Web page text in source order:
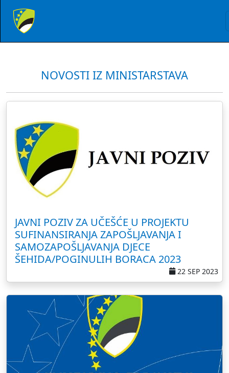
NOVOSTI IZ MINISTARSTAVA
JAVNI POZIV ZA UČEŠĆE U PROJEKTU
SUFINANSIRANJA ZAPOŠLJAVANJA I
SAMOZAPOŠLJAVANJA DJECE
ŠEHIDA/POGINULIH BORACA 2023
22 SEP 2023